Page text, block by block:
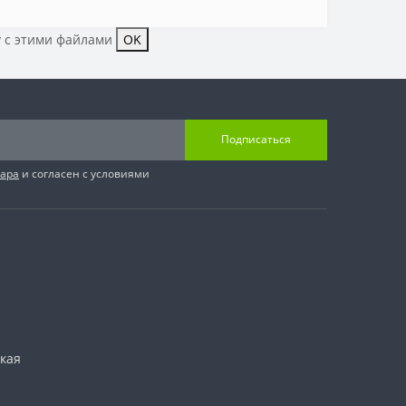
с этими файлами OK
Подписаться
и согласен с условиями